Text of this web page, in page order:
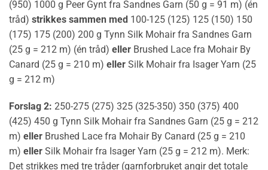
(950) 1000 g Peer Gynt fra Sandnes Garn (50 g = 91 m) (én
tråd) strikkes sammen med 100-125 (125) 125 (150) 150
(175) 175 (200) 200 g Tynn Silk Mohair fra Sandnes Garn
(25 g = 212 m) (én tråd) eller Brushed Lace fra Mohair By
Canard (25 g = 210 m) eller Silk Mohair fra Isager Yarn (25
g = 212 m)
Forslag 2: 250-275 (275) 325 (325-350) 350 (375) 400
(425) 450 g Tynn Silk Mohair fra Sandnes Garn (25 g = 212
m) eller Brushed Lace fra Mohair By Canard (25 g = 210
m) eller Silk Mohair fra Isager Yarn (25 g = 212 m). Merk:
Det strikkes med tre tråder (garnforbruket angir det totale